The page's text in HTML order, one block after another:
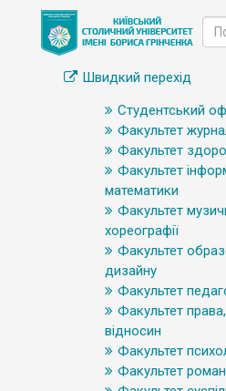
Швидкий перехід
Студентський
Факультет
Факультет
Факультет
математики
Факультет
хореографії
Факультет
дизайну
Факультет
Факультет
відносин
Факультет
Факультет